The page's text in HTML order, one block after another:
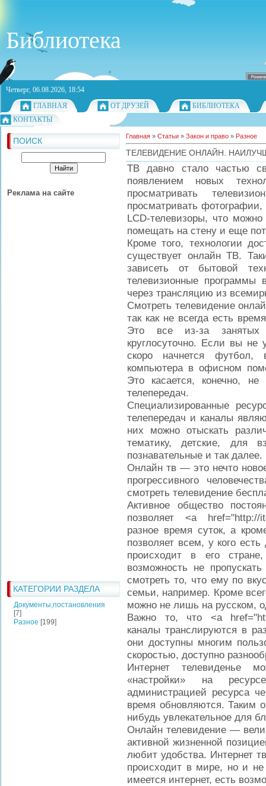
Библиотека
Четверг, 06.08.2026, 18:54
ГЛАВНАЯ
ОТ ДРУЗЕЙ
БИБЛИОТЕКА
КОНТАКТЫ
ПОИСК
Реклама на сайте
КАТЕГОРИИ РАЗДЕЛА
Документы,постановления
[7]
Разное [199]
Главная » Статьи » Закон и право » Разное
ТЕЛЕВИДЕНИЕ ОНЛАЙН.
ТВ давно стало частью
появлением новых
просматривать
просматривать
LCD-телевизоры, что
помещать на стену и еще
Кроме того, технологии
существует онлайн ТВ.
зависеть от бытовой
телевизионные программы
через трансляцию из
Смотреть телевидение
так как не всегда есть
Это все из-за занятых
круглосуточно. Если вы не
скоро начнется футбол,
компьютера в офисном
Это касается, конечно,
телепередач.
Специализированные
телепередач и каналы
них можно отыскать
тематику, детские, для
познавательные и так далее.
Онлайн тв — это нечто
прогрессивного
смотреть телевидение
Активное общество
позволяет <a href="http://
разное время суток, а
позволяет всем, у кого
происходит в его
возможность не
смотреть то, что ему по
семьи, например. Кроме
можно не лишь на русском,
Важно то, что <a
каналы транслируются в
они доступны многим
скоростью, доступно
Интернет телевиденье
«настройки» на
администрацией ресурса
время обновляются. Таким
нибудь увлекательное для
Онлайн телевидение —
активной жизненной
любит удобства. Интернет
происходит в мире, но и не
имеется интернет, есть